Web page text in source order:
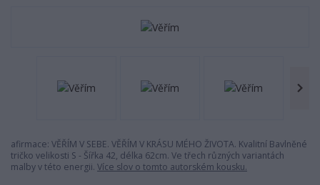
afirmace: VĚŘÍM V SEBE. VĚŘÍM V KRÁSU MÉHO ŽIVOTA. Kvalitní Bavlněné
tričko velikosti S - Šířka 42, délka 62cm. Ve třech různých variantách
malby v této energii. Více slov o tomto autorském kousku.